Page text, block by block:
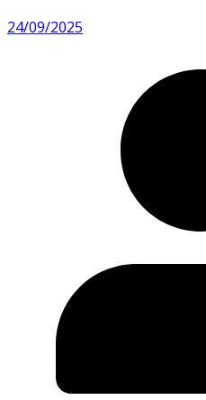
24/09/2025